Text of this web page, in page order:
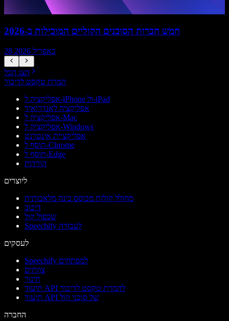
חמש חברות הסוכנים הקוליים המובילות ב-2026
28 באפריל 2026
הצג הכל
המרת טקסט לדיבור
אפליקציה ל-iPhone ול-iPad
אפליקציה לאנדרואיד
אפליקציה ל-Mac
אפליקציה ל-Windows
אפליקציית אינטרנט
תוסף ל-Chrome
תוסף ל-Edge
הורדות
ליוצרים
מחולל קולות מבוסס בינה מלאכותית
דיבוב
שכפול קול
Speechify לעבודה
לעסקים
Speechify למפתחים
צוותים
חינוך
תיעוד API להמרת טקסט לדיבור
תיעוד API של סוכני קול
החברה